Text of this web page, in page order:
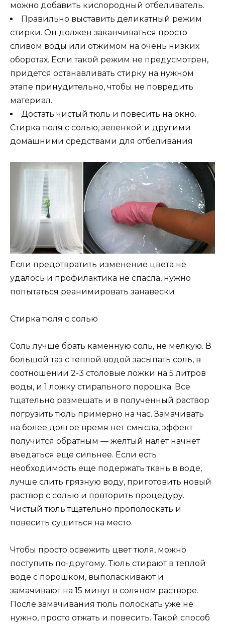
можно добавить кислородный отбеливатель.
Правильно выставить деликатный режим
стирки. Он должен заканчиваться просто
сливом воды или отжимом на очень низких
оборотах. Если такой режим не предусмотрен,
придется останавливать стирку на нужном
этапе принудительно, чтобы не повредить
материал.
Достать чистый тюль и повесить на окно.
Стирка тюля с солью, зеленкой и другими
домашними средствами для отбеливания
Если предотвратить изменение цвета не
удалось и профилактика не спасла, нужно
попытаться реанимировать занавески
Стирка тюля с солью
Соль лучше брать каменную соль, не мелкую. В
большой таз с теплой водой засыпать соль, в
соотношении 2-3 столовые ложки на 5 литров
воды, и 1 ложку стирального порошка. Все
тщательно размешать и в полученный раствор
погрузить тюль примерно на час. Замачивать
на более долгое время нет смысла, эффект
получится обратным — желтый налет начнет
въедаться еще сильнее. Если есть
необходимость еще подержать ткань в воде,
лучше слить грязную воду, приготовить новый
раствор с солью и повторить процедуру.
Чистый тюль тщательно прополоскать и
повесить сушиться на место.
Чтобы просто освежить цвет тюля, можно
поступить по-другому. Тюль стирают в теплой
воде с порошком, выполаскивают и
замачивают на 15 минут в соляном растворе.
После замачивания тюль полоскать уже не
нужно, просто отжать и повесить. Такой способ